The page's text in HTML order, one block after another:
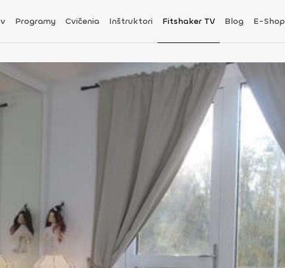
Programy Cvičenia Inštruktori Fitshaker TV Blog E-Shop